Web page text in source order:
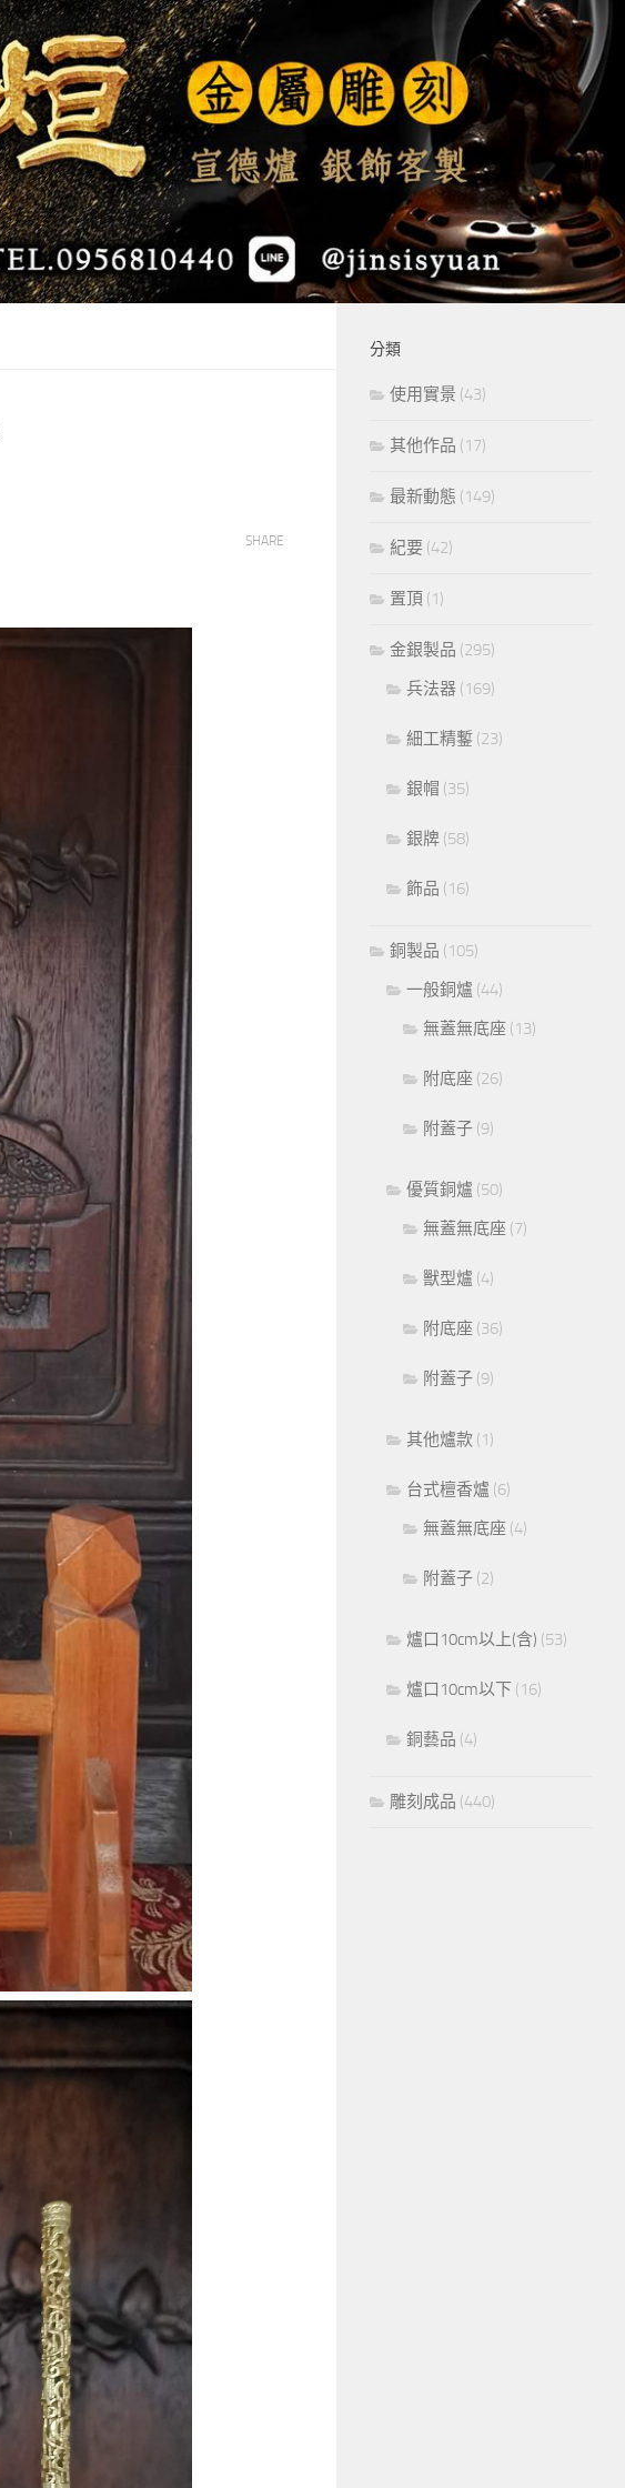
SHARE
分類
使用實景 (43)
其他作品 (17)
最新動態 (149)
紀要 (42)
置頂 (1)
金銀製品 (295)
兵法器 (169)
細工精鏨 (23)
銀帽 (35)
銀牌 (58)
飾品 (16)
銅製品 (105)
一般銅爐 (44)
無蓋無底座 (13)
附底座 (26)
附蓋子 (9)
優質銅爐 (50)
無蓋無底座 (7)
獸型爐 (4)
附底座 (36)
附蓋子 (9)
其他爐款 (1)
台式檀香爐 (6)
無蓋無底座 (4)
附蓋子 (2)
爐口10cm以上(含) (53)
爐口10cm以下 (16)
銅藝品 (4)
雕刻成品 (440)